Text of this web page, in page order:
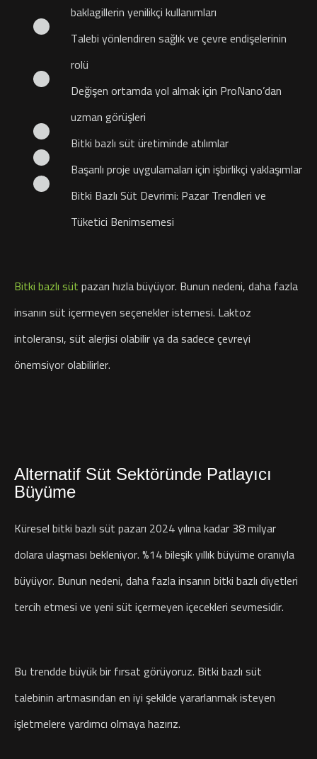
baklagillerin yenilikçi kullanımları
Talebi yönlendiren sağlık ve çevre endişelerinin
rolü
Değişen ortamda yol almak için ProNano’dan
uzman görüşleri
Bitki bazlı süt üretiminde atılımlar
Başarılı proje uygulamaları için işbirlikçi yaklaşımlar
Bitki Bazlı Süt Devrimi: Pazar Trendleri ve
Tüketici Benimsemesi
Bitki bazlı sütpazarı hızla büyüyor. Bunun nedeni, daha fazla
insanın süt içermeyen seçenekler istemesi. Laktoz
intoleransı, süt alerjisi olabilir ya da sadece çevreyi
önemsiyor olabilirler.
Alternatif Süt Sektöründe Patlayıcı
Büyüme
Küresel bitki bazlı süt pazarı 2024 yılına kadar 38 milyar
dolara ulaşması bekleniyor. %14 bileşik yıllık büyüme oranıyla
büyüyor. Bunun nedeni, daha fazla insanın bitki bazlı diyetleri
tercih etmesi ve yeni süt içermeyen içecekleri sevmesidir.
Bu trendde büyük bir fırsat görüyoruz. Bitki bazlı süt
talebinin artmasından en iyi şekilde yararlanmak isteyen
işletmelere yardımcı olmaya hazırız.